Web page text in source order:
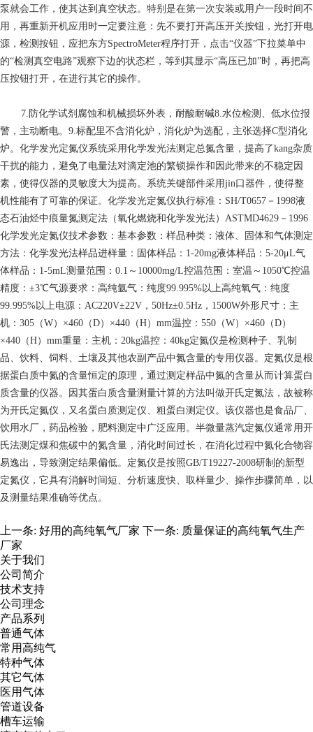
泵就会工作，使其达到真空状态。特别是在第一次安装或用户一段时间不
用，再重新开机应用时一定要注意：先不要打开高压开关按钮，光打开电
源，检测按钮，应把东方SpectroMeter程序打开，点击“仪器”下拉菜单中
的“检测真空电路”观察下边的状态栏，等到其显示“高压已加”时，再把高
压按钮打开，在进行其它的操作。
7.防化学试剂腐蚀和机械损坏外表，耐酸耐碱8.水位检测、低水位报
警，主动断电。9.标配里不含消化炉，消化炉为选配，主张选择C型消化
炉。化学发光定氮仪系统采用化学发光法测定总氮含量，提高了kang杂质
干扰的能力，避免了电量法对滴定池的繁锁操作和因此带来的不稳定因
素，使得仪器的灵敏度大为提高。系统关键部件采用jin口器件，使得整
机性能有了可靠的保证。化学发光定氮仪执行标准：SH/T0657－1998液
态石油烃中痕量氮测定法（氧化燃烧和化学发光法）ASTMD4629－1996
化学发光定氮仪技术参数：基本参数：样品种类：液体、固体和气体测定
方法：化学发光法样品进样量：固体样品：1-20mg液体样品：5-20μL气
体样品：1-5mL测量范围：0.1～10000mg/L控温范围：室温～1050℃控温
精度：±3℃气源要求：高纯氩气：纯度99.995%以上高纯氧气：纯度
99.995%以上电源：AC220V±22V，50Hz±0.5Hz，1500W外形尺寸：主
机：305（W）×460（D）×440（H）mm温控：550（W）×460（D）
×440（H）mm重量：主机：20kg温控：40kg定氮仪是检测种子、乳制
品、饮料、饲料、土壤及其他农副产品中氮含量的专用仪器。定氮仪是根
据蛋白质中氮的含量恒定的原理，通过测定样品中氮的含量从而计算蛋白
质含量的仪器。因其蛋白质含量测量计算的方法叫做开氏定氮法，故被称
为开氏定氮仪，又名蛋白质测定仪、粗蛋白测定仪。该仪器也是食品厂、
饮用水厂，药品检验，肥料测定中广泛应用。半微量蒸汽定氮仪通常用开
氏法测定煤和焦碳中的氮含量，消化时间过长，在消化过程中氮化合物容
易逸出，导致测定结果偏低。定氮仪是按照GB/T19227-2008研制的新型
定氮仪，它具有消解时间短、分析速度快、取样量少、操作步骤简单，以
及测量结果准确等优点。
上一条: 好用的高纯氧气厂家 下一条: 质量保证的高纯氧气生产
厂家
关于我们
公司简介
技术支持
公司理念
产品系列
普通气体
常用高纯气
特种气体
其它气体
医用气体
管道设备
槽车运输